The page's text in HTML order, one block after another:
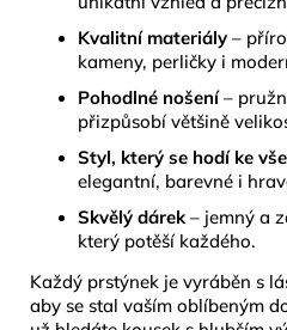
Kvalitní materiály –
kameny, perličky i
Pohodlné nošení–
přizpůsobí většině
Styl, který se hodí ke
elegantní, barevné i
Skvělý dárek – jemný a
který potěší každého.
Každý prstýnek je vyráběn s
aby se stal vaším oblíbeným